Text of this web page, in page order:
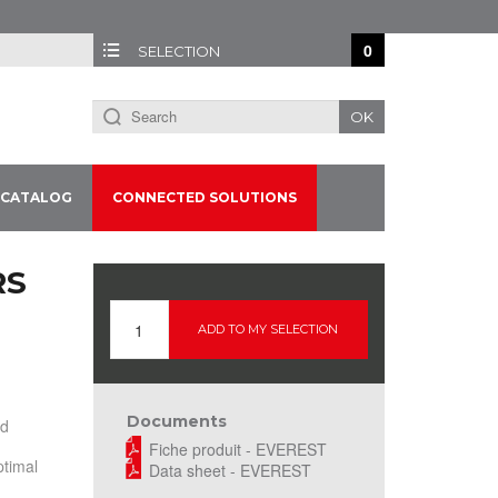
SELECTION 0
OK
CATALOG CONNECTED SOLUTIONS
ADD TO MY SELECTION
Documents
Fiche produit - EVEREST
Data sheet - EVEREST